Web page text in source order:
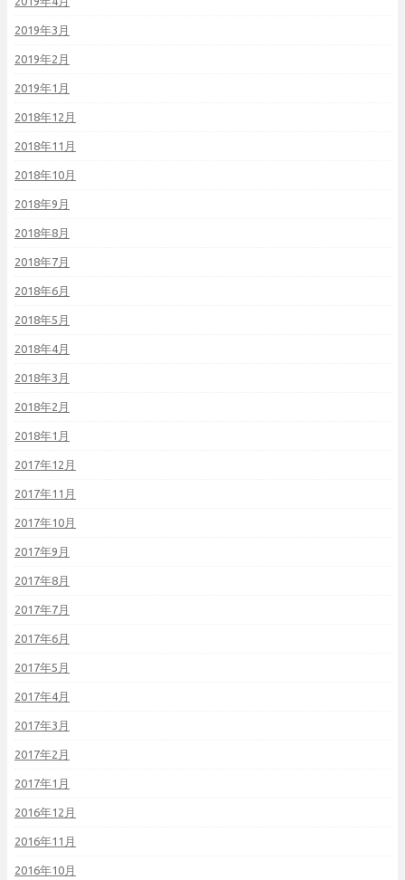
2019年3月
2019年2月
2019年1月
2018年12月
2018年11月
2018年10月
2018年9月
2018年8月
2018年7月
2018年6月
2018年5月
2018年4月
2018年3月
2018年2月
2018年1月
2017年12月
2017年11月
2017年10月
2017年9月
2017年8月
2017年7月
2017年6月
2017年5月
2017年4月
2017年3月
2017年2月
2017年1月
2016年12月
2016年11月
2016年10月